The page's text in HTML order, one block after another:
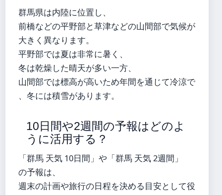
群馬県は内陸に位置し、
前橋などの平野部と草津などの山間部で気候が
大きく異なります。
平野部では夏は非常に暑く、
冬は乾燥した晴天が多い一方、
山間部では標高が高いため年間を通じて冷涼で
、冬には積雪があります。
10日間や2週間の予報はどのよ
うに活用する？
「群馬 天気 10日間」や「群馬 天気 2週間」
の予報は、
週末の計画や旅行の日程を決める目安として役